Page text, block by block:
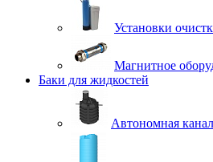
Установки
Магнитное
Баки для жидкостей
Автономная